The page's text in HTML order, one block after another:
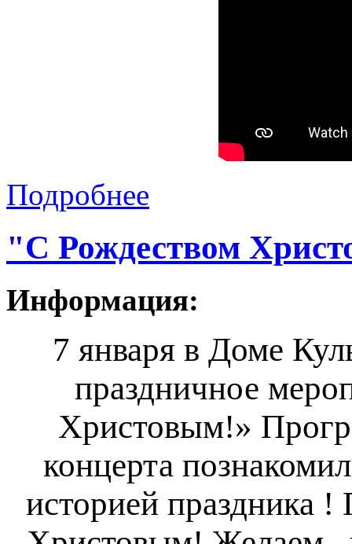
Подробнее
"С Рождеством
Информация:
7 января в Доме
праздничное
Христовым!»
концерта
историей праздника !